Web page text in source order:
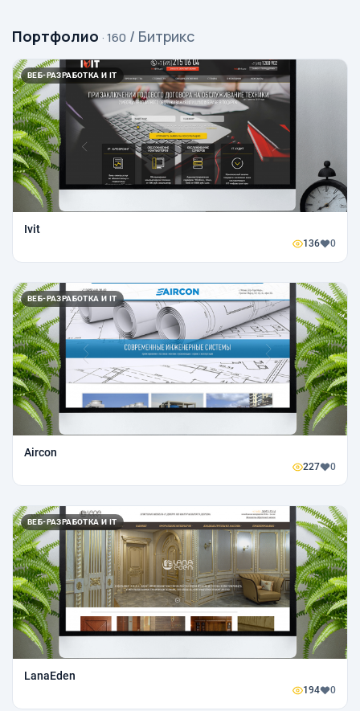
Портфолио · 160 / Битрикс
ВЕБ-РАЗРАБОТКА И IT
Ivit
136 0
ВЕБ-РАЗРАБОТКА И IT
Aircon
227 0
ВЕБ-РАЗРАБОТКА И IT
LanaEden
194 0